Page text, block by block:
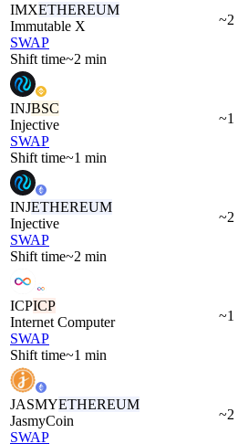
IMXETHEREUM
Immutable X
SWAP
Shift time~2 min
~2
INJBSC
Injective
SWAP
Shift time~1 min
~1
INJETHEREUM
Injective
SWAP
Shift time~2 min
~2
ICPICP
Internet Computer
SWAP
Shift time~1 min
~1
JASMYETHEREUM
JasmyCoin
SWAP
~2